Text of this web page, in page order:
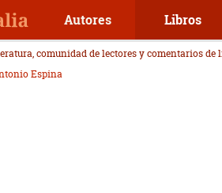
Autores Libros
comunidad de lectores y comentarios de
Espina